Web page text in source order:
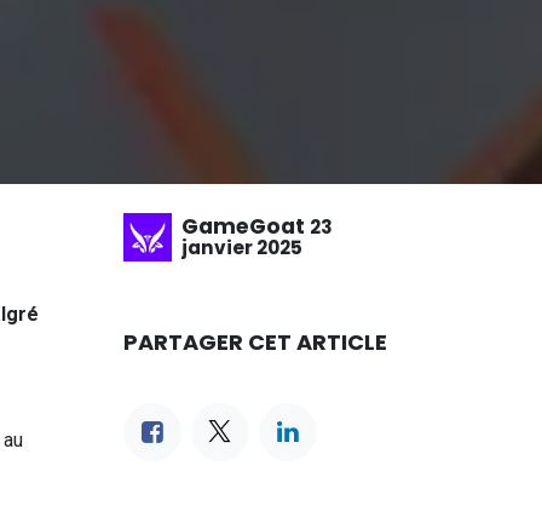
GameGoat 23
janvier 2025
PARTAGER CET ARTICLE